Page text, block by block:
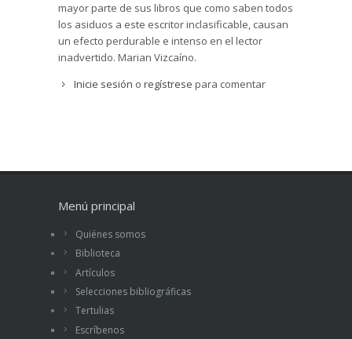
mayor parte de sus libros que como saben todos
los asiduos a este escritor inclasificable, causan
un efecto perdurable e intenso en el lector
inadvertido. Marian Vizcaíno.
Inicie sesión o regístrese para comentar
Menú principal
Quiénes somos
Biblioteca
Artículos
Selecciones bibliográficas
Tertulias
Escríbenos